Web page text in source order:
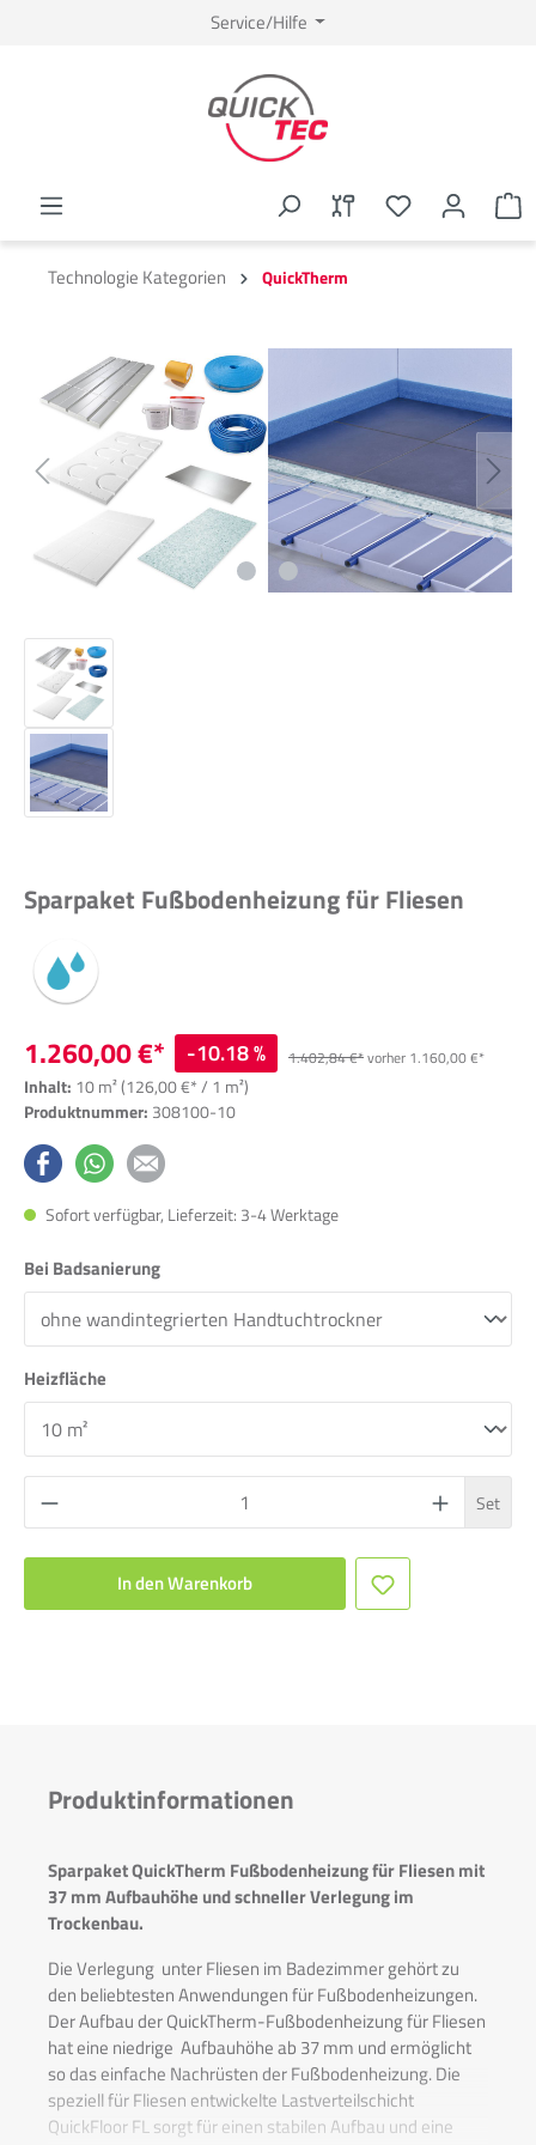
Service/Hilfe
Technologie Kategorien QuickTherm
Sparpaket Fußbodenheizung für Fliesen
1.260,00 €* -10.18 % 1.402,84 €*vorher 1.160,00 €*
Inhalt: 10 m²(126,00 €* / 1 m²)
Produktnummer: 308100-10
Sofort verfügbar, Lieferzeit: 3-4 Werktage
Bei Badsanierung
Heizfläche
Set
In den Warenkorb
Produktinformationen
Sparpaket QuickTherm Fußbodenheizung für Fliesen mit
37 mm Aufbauhöhe und schneller Verlegung im
Trockenbau.
Die Verlegung unter Fliesen im Badezimmer gehört zu
den beliebtesten Anwendungen für Fußbodenheizungen.
Der Aufbau der QuickTherm-Fußbodenheizung für Fliesen
hat eine niedrige Aufbauhöhe ab 37 mm und ermöglicht
so das einfache Nachrüsten der Fußbodenheizung. Die
speziell für Fliesen entwickelte Lastverteilschicht
QuickFloor FL sorgt für einen stabilen Aufbau und eine